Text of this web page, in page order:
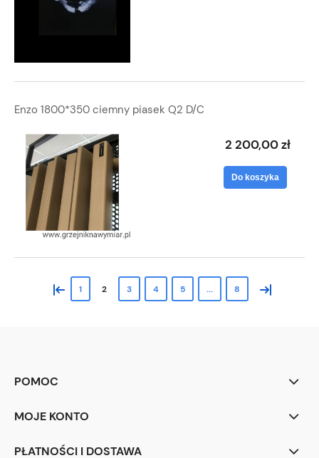
Enzo 1800*350 ciemny piasek Q2 D/C
2 200,00 zł
Do koszyka
« 1 2 3 4 5 ... 8 »
POMOC
MOJE KONTO
PŁATNOŚCI I DOSTAWA